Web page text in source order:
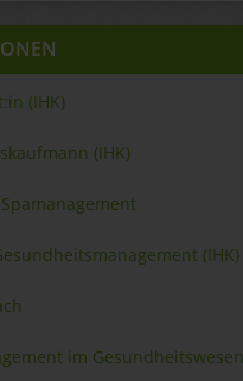
(IHK)
(IHK)
(IHK)
im Gesundheitswesen